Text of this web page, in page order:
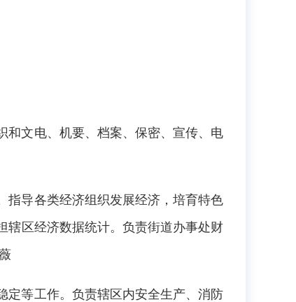
和文电、机要、档案、保密、宣传、电
指导各类经济组织发展经济，培育特色
辖区经济数据统计。负责街道办事处财
定等工作。负责辖区内安全生产、消防